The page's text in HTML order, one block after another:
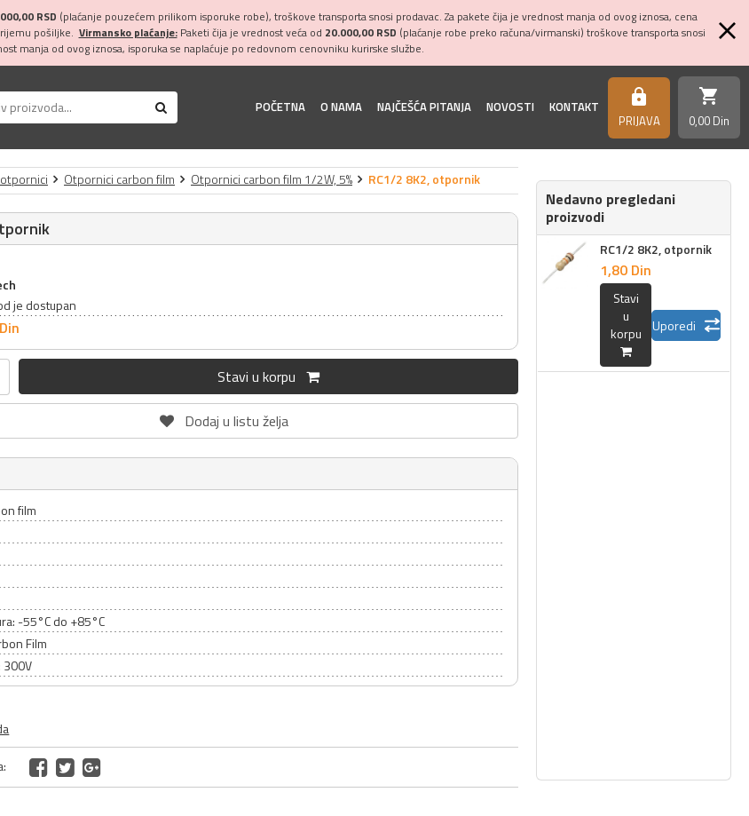
RSD (plaćanje pouzećem prilikom isporuke robe), troškove transporta snosi prodavac. Za pakete čija je vrednost manja od ovog iznosa, cena
pošiljke. Virmansko plaćanje:Paketi čija je vrednost veća od 20.000,00 RSD (plaćanje robe preko računa/virmanski) troškove transporta snosi
manja od ovog iznosa, isporuka se naplaćuje po redovnom cenovniku kurirske službe.
POČETNA O NAMA NAJČEŠĆA PITANJA NOVOSTI KONTAKT https
PRIJAVA
shopping_cart
0,00 Din
Otpornici carbon film Otpornici carbon film 1/2W, 5% RC1/2 8K2, otpornik
je dostupan
Din
Stavi u korpu
Dodaj u listu želja
film
-55°C do +85°C
Film
300V
Nedavno pregledani
proizvodi
RC1/2 8K2, otpornik
1,80 Din
Stavi
u
korpu
Uporedi